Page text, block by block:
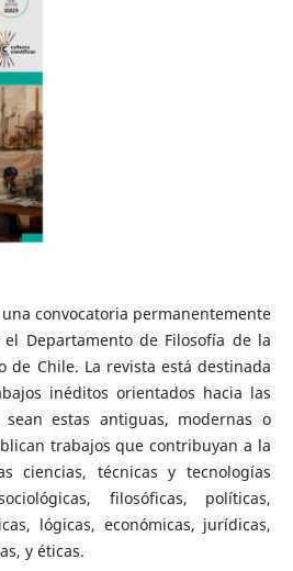
convocatoria permanentemente
Departamento de Filosofía de la
de Chile. La revista está destinada
inéditos orientados hacia las
estas antiguas, modernas o
trabajos que contribuyan a la
ciencias, técnicas y tecnologías
filosóficas, políticas,
lógicas, económicas, jurídicas,
y éticas.